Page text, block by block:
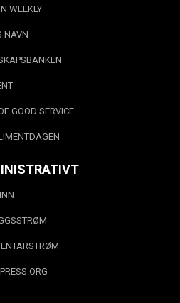
WEEKLY
NAVN
GOOD SERVICE